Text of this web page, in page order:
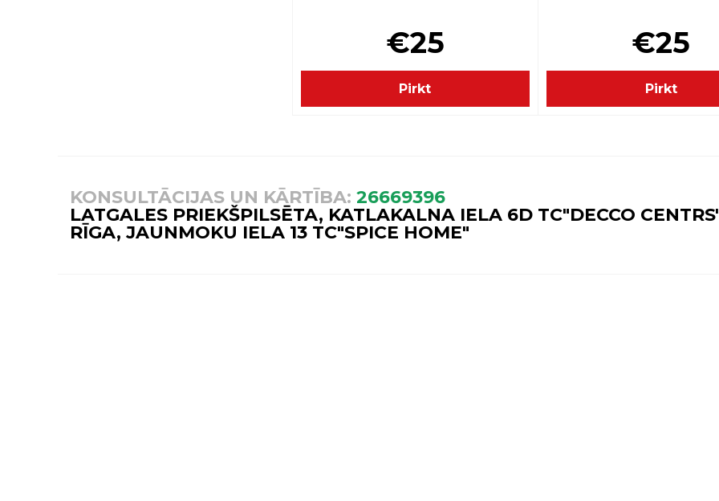
€25
Pirkt
€25
Pirkt
KONSULTĀCIJAS UN KĀRTĪBA: 26669396
LATGALES PRIEKŠPILSĒTA, KATLAKALNA IELA 6D TC"DECCO
RĪGA, JAUNMOKU IELA 13 TC"SPICE HOME"